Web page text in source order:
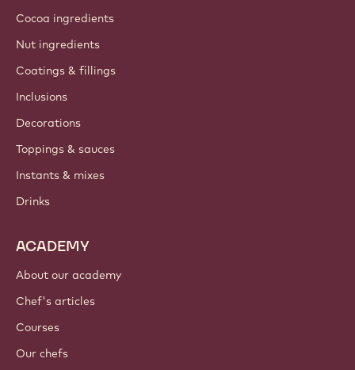
Cocoa ingredients
Nut ingredients
Coatings & fillings
Inclusions
Decorations
Toppings & sauces
Instants & mixes
Drinks
ACADEMY
About our academy
Chef's articles
Courses
Our chefs